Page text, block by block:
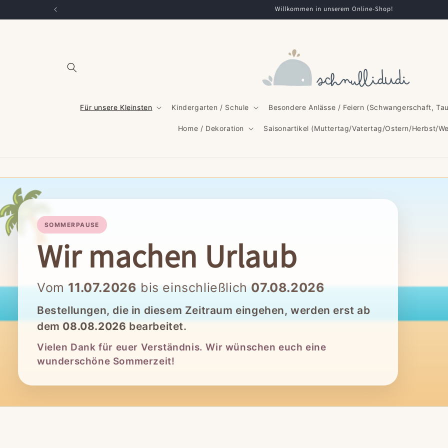
Inhalt
Willkommen in unserem Online-Shop!
Für unsere Kleinsten Kindergarten / Schule Besondere Anlässe / Feiern (Schwangerschaft,
Home / Dekoration Saisonartikel (Muttertag/Vatertag/Ostern/Herbst/
SOMMERPAUSE
Wir machen Urlaub
Vom 11.07.2026 bis einschließlich 07.08.2026
Bestellungen, die in diesem Zeitraum eingehen, werden erst ab
dem 08.08.2026 bearbeitet.
Vielen Dank für euer Verständnis. Wir wünschen euch eine
wunderschöne Sommerzeit!